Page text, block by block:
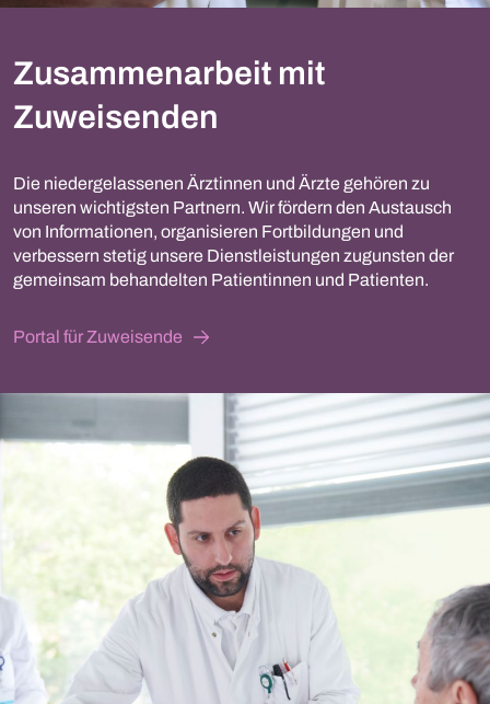
Zusammenarbeit mit
Zuweisenden
Die niedergelassenen Ärztinnen und Ärzte gehören zu
unseren wichtigsten Partnern. Wir fördern den Austausch
von Informationen, organisieren Fortbildungen und
verbessern stetig unsere Dienstleistungen zugunsten der
gemeinsam behandelten Patientinnen und Patienten.
Portal für Zuweisende